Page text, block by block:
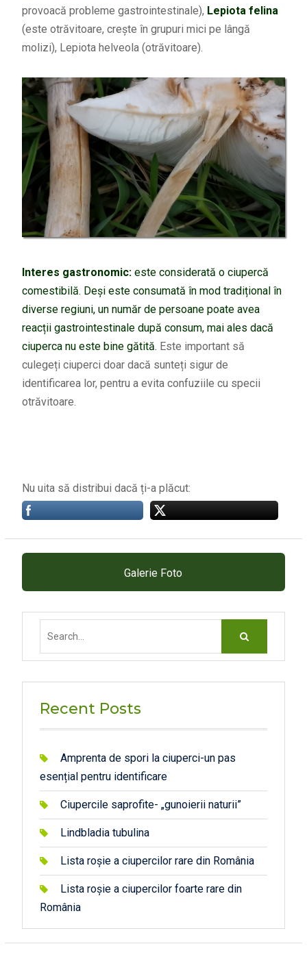
provoacă probleme gastrointestinale), Lepiota felina
(este otrăvitoare, crește în grupuri mici pe lângă
molizi), Lepiota helveola (otrăvitoare).
Interes gastronomic: este considerată o ciupercă
comestibilă. Deși este consumată în mod tradițional în
diverse regiuni, un număr de persoane poate avea
reacții gastrointestinale după consum, mai ales dacă
ciuperca nu este bine gătită. Este important să
culegeți ciuperci doar dacă sunteți sigur de
identificarea lor, pentru a evita confuziile cu specii
otrăvitoare.
Nu uita să distribui dacă ți-a plăcut:
Galerie Foto
Recent Posts
Amprenta de spori la ciuperci-un pas
esențial pentru identificare
Ciupercile saprofite- „gunoierii naturii”
Lindbladia tubulina
Lista roșie a ciupercilor rare din România
Lista roșie a ciupercilor foarte rare din
România